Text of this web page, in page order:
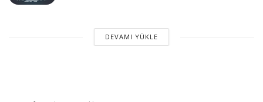
DEVAMI YÜKLE